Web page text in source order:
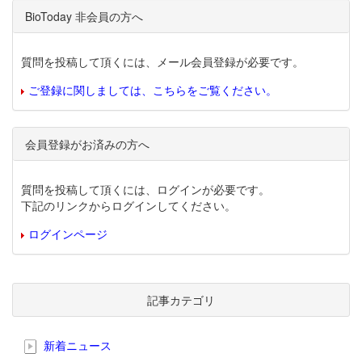
BioToday 非会員の方へ
質問を投稿して頂くには、メール会員登録が必要です。
ご登録に関しましては、こちらをご覧ください。
会員登録がお済みの方へ
質問を投稿して頂くには、ログインが必要です。
下記のリンクからログインしてください。
ログインページ
記事カテゴリ
新着ニュース